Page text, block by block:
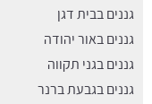
גננים בבית דגן
גננים באור יהודה
גננים בגני תקווה
גננים בגבעת ברנר